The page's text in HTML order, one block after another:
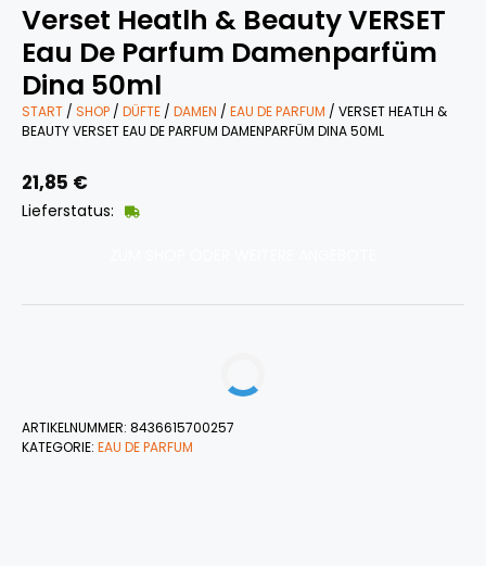
Verset Heatlh & Beauty VERSET
Eau De Parfum Damenparfüm
Dina 50ml
START / SHOP / DÜFTE / DAMEN / EAU DE PARFUM / VERSET HEATLH &
BEAUTY VERSET EAU DE PARFUM DAMENPARFÜM DINA 50ML
21,85 €
Lieferstatus:
ARTIKELNUMMER: 8436615700257
KATEGORIE: EAU DE PARFUM